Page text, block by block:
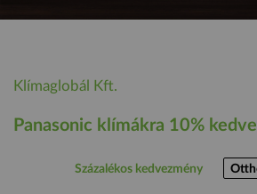
Klímaglobál Kft.
Panasonic klímákra 10%
Százalékos kedvezmény